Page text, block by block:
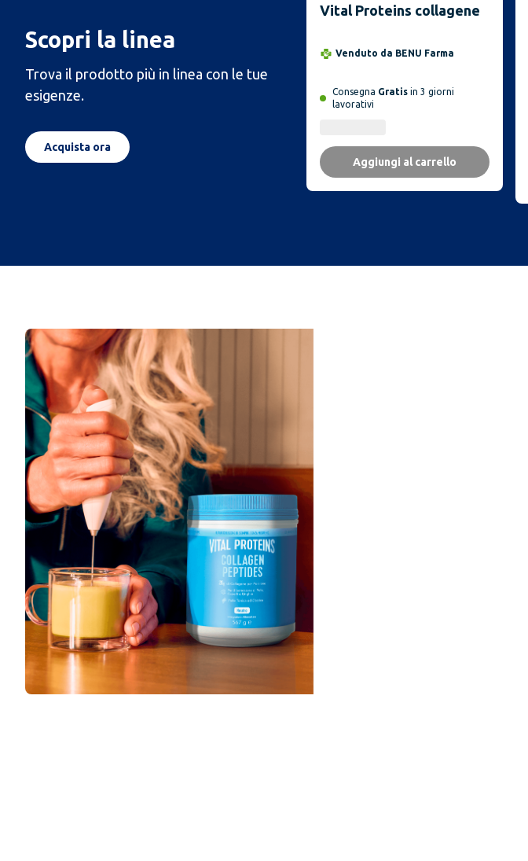
Scopri la linea
Trova il prodotto più in linea con le tue
esigenze.
Acquista ora
Vital Proteins collagene
Venduto da BENU Farma
Consegna Gratis in 3 giorni
lavorativi
Aggiungi al carrello